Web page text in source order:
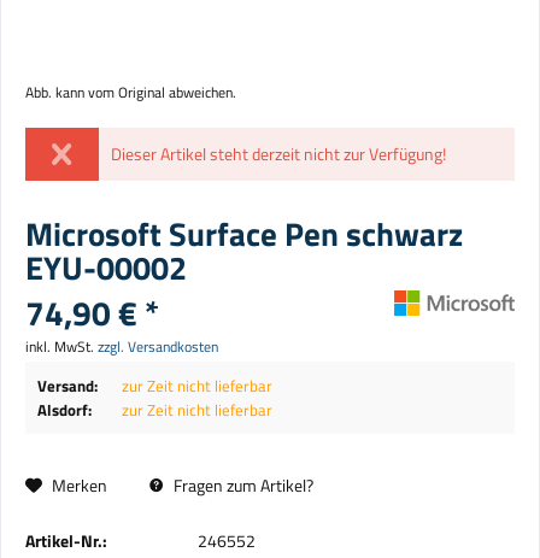
Abb. kann vom Original abweichen.
Dieser Artikel steht derzeit nicht zur Verfügung!
Microsoft Surface Pen schwarz
EYU-00002
74,90 € *
inkl. MwSt. zzgl. Versandkosten
Versand:
zur Zeit nicht lieferbar
Alsdorf:
zur Zeit nicht lieferbar
Merken Fragen zum Artikel?
Artikel-Nr.:
246552